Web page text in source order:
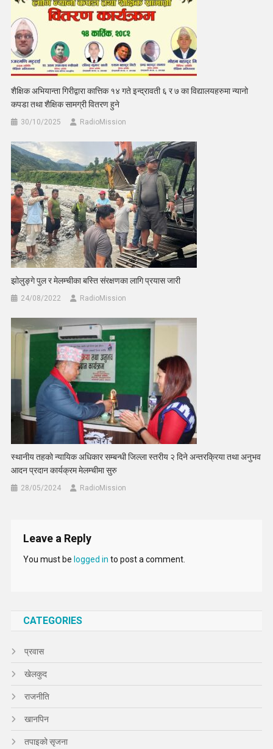
शैक्षिक अभियान्ता गिरीद्वारा कात्तिक १४ गते इन्द्रावती ६ र ७ का विद्यालयहरुमा न्यानो
कपडा तथा शैक्षिक सामग्री वितरण हुने
30/10/2025 RadioMission
झोलुङ्गे पुल र मेलम्चीका बस्ति संरक्षणका लागि प्रयास जारी
24/08/2022 RadioMission
स्थानीय तहको न्यायिक अधिकार सम्बन्धी जिल्ला स्तरीय २ दिने अन्तरक्रिया तथा अनुभव
आदन प्रदान कार्यक्रम मेलम्चीमा सुरु
28/05/2024 RadioMission
Leave a Reply
You must be logged in to post a comment.
CATEGORIES
प्रवास
खेलकुद
राजनीति
खानपिन
तपाइको सृजना